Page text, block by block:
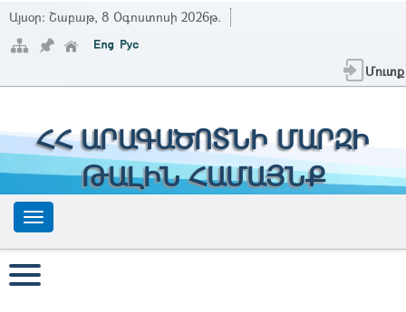
Այսօր: Շաբաթ, 8 Օգոստոսի 2026թ.
Մուտք
ՀՀ ԱՐԱԳԱԾՈՏՆԻ ՄԱՐԶԻ
ԹԱԼԻՆ ՀԱՄԱՅՆՔ